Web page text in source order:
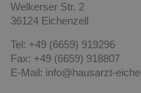
Welkerser Str. 2
36124 Eichenzell
Tel: +49 (6659) 919296
Fax: +49 (6659) 918807
E-Mail: info@hausarzt-